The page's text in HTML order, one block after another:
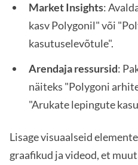
Market Insights:
kasv Polygonil" või
kasutuselevõtule".
Arendaja ressursid:
näiteks "Polygoni
"Arukate lepingute
Lisage visuaalseid
graafikud ja videod, et